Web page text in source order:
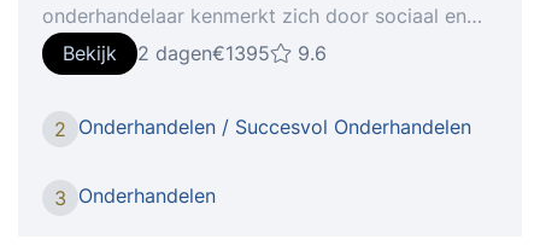
onderhandelaar kenmerkt zich door sociaal en
communicatief vermogen, gevoel voor timing en
strategisch inzicht om de meest optimale
overeenkomst te sluiten. De moderne
winstgevende deal te sluiten, maar ook om een
Bekijk 2 dagen€1395 9.6
2 Onderhandelen / Succesvol Onderhandelen
3 Onderhandelen